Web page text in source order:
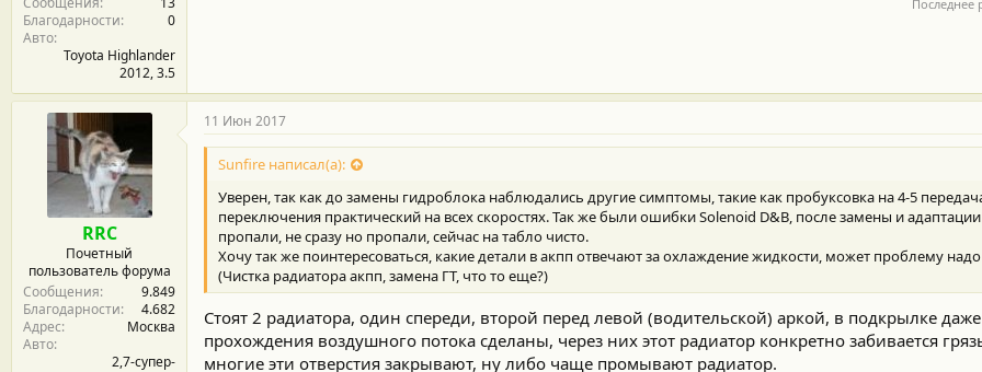
Благодарности
0
Авто
Toyota Highlander
2012, 3.5
Последнее
RRC
Почетный
пользователь форума
Сообщения
9.849
Благодарности
4.682
Адрес
Москва
Авто
2,7-супер-
11 Июн 2017
Sunfire написал(а):
Уверен, так как до замены гидроблока наблюдались другие симптомы, такие как пробуксовка на 4-5
переключения практический на всех скоростях. Так же были ошибки Solenoid D&B, после замены и
пропали, не сразу но пропали, сейчас на табло чисто.
Хочу так же поинтересоваться, какие детали в акпп отвечают за охлаждение жидкости, может проблему
(Чистка радиатора акпп, замена ГТ, что то еще?)
Стоят 2 радиатора, один спереди, второй перед левой (водительской) аркой, в подкрылке
прохождения воздушного потока сделаны, через них этот радиатор конкретно забивается
многие эти отверстия закрывают, ну либо чаще промывают радиатор.